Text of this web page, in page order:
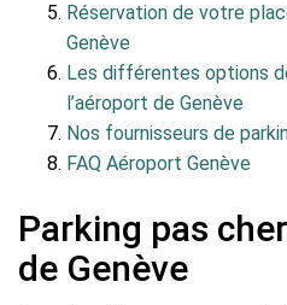
Réservation de votre
Genève
Les différentes options
l’aéroport de Genève
Nos fournisseurs de
FAQ Aéroport Genève
Parking pas
de Genève